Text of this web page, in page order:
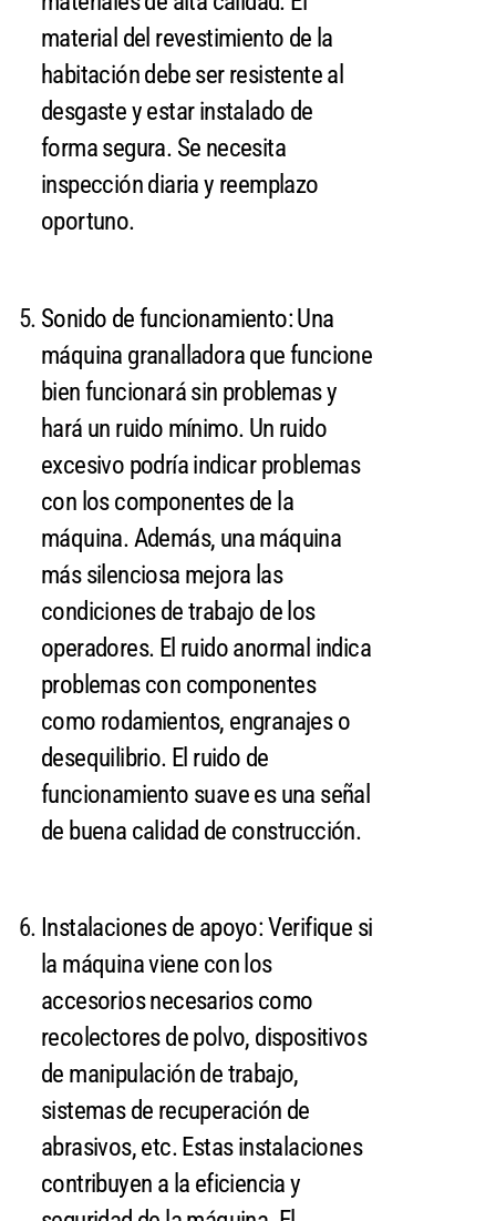
material del revestimiento de la
habitación debe ser resistente al
desgaste y estar instalado de
forma segura. Se necesita
inspección diaria y reemplazo
oportuno.
Sonido de funcionamiento: Una
máquina granalladora que funcione
bien funcionará sin problemas y
hará un ruido mínimo. Un ruido
excesivo podría indicar problemas
con los componentes de la
máquina. Además, una máquina
más silenciosa mejora las
condiciones de trabajo de los
operadores. El ruido anormal indica
problemas con componentes
como rodamientos, engranajes o
desequilibrio. El ruido de
funcionamiento suave es una señal
de buena calidad de construcción.
Instalaciones de apoyo: Verifique si
la máquina viene con los
accesorios necesarios como
recolectores de polvo, dispositivos
de manipulación de trabajo,
sistemas de recuperación de
abrasivos, etc. Estas instalaciones
contribuyen a la eficiencia y